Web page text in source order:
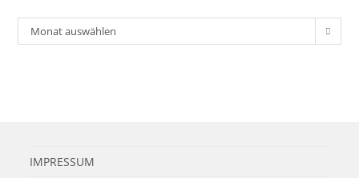
Archiv
Monat auswählen
IMPRESSUM